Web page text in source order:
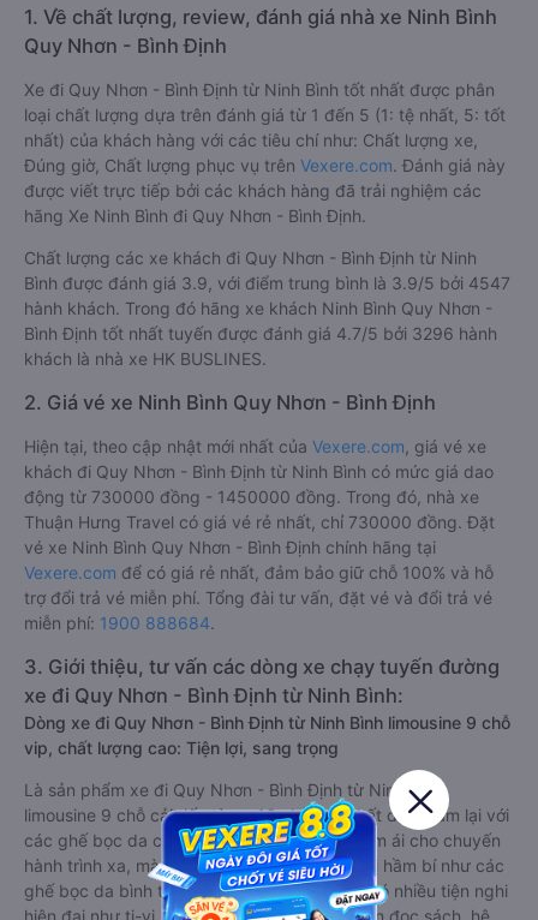
1. Về chất lượng, review, đánh giá nhà xe Ninh Bình
Quy Nhơn - Bình Định
Xe đi Quy Nhơn - Bình Định từ Ninh Bình tốt nhất được phân
loại chất lượng dựa trên đánh giá từ 1 đến 5 (1: tệ nhất, 5: tốt
nhất) của khách hàng với các tiêu chí như: Chất lượng xe,
Đúng giờ, Chất lượng phục vụ trên Vexere.com. Đánh giá này
được viết trực tiếp bởi các khách hàng đã trải nghiệm các
hãng Xe Ninh Bình đi Quy Nhơn - Bình Định.
Chất lượng các xe khách đi Quy Nhơn - Bình Định từ Ninh
Bình được đánh giá 3.9, với điểm trung bình là 3.9/5 bởi 4547
hành khách. Trong đó hãng xe khách Ninh Bình Quy Nhơn -
Bình Định tốt nhất tuyến được đánh giá 4.7/5 bởi 3296 hành
khách là nhà xe HK BUSLINES.
2. Giá vé xe Ninh Bình Quy Nhơn - Bình Định
Hiện tại, theo cập nhật mới nhất của Vexere.com , giá vé xe
khách đi Quy Nhơn - Bình Định từ Ninh Bình có mức giá dao
động từ 730000 đồng - 1450000 đồng. Trong đó, nhà xe
Thuận Hưng Travel có giá vé rẻ nhất, chỉ 730000 đồng. Đặt
vé xe Ninh Bình Quy Nhơn - Bình Định chính hãng tại
Vexere.com để có giá rẻ nhất, đảm bảo giữ chỗ 100% và hỗ
trợ đổi trả vé miễn phí. Tổng đài tư vấn, đặt vé và đổi trả vé
miễn phí: 1900 888684.
3. Giới thiệu, tư vấn các dòng xe chạy tuyến đường
xe đi Quy Nhơn - Bình Định từ Ninh Bình:
Dòng xe đi Quy Nhơn - Bình Định từ Ninh Bình limousine 9 chỗ
vip, chất lượng cao: Tiện lợi, sang trọng
Là sản phẩm xe đi Quy Nhơn - Bình Định từ Ninh Bình
limousine 9 chỗ cải tiến từ xe 16 chỗ. Nội thất được làm lại với
các ghế bọc da chuẩn Châu Âu, không chỉ êm ái cho chuyến
hành trình xa, mà còn mát mẻ và không hề bị hầm bí như các
ghế bọc da bình thường. Kèm theo các ghế có nhiều tiện nghi
hiện đại như ti-vi, tủ lạnh mini, ổ cắm usb, đèn đọc sách, hệ